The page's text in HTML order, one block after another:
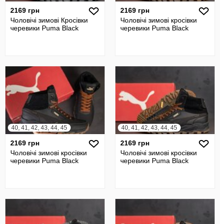
2169 грн
Чоловічі зимові Кросівки
черевики Puma Black
2169 грн
Чоловічі зимові кросівки
черевики Puma Black
40, 41, 42, 43, 44, 45
2169 грн
Чоловічі зимові кросівки
черевики Puma Black
40, 41, 42, 43, 44, 45
2169 грн
Чоловічі зимові кросівки
черевики Puma Black